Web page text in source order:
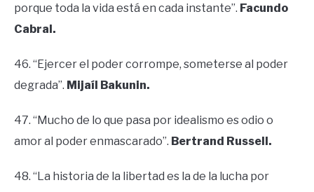
porque toda la vida está en cada instante”. Facundo
Cabral.
46. “Ejercer el poder corrompe, someterse al poder
degrada”. Mijaíl Bakunin.
47. “Mucho de lo que pasa por idealismo es odio o
amor al poder enmascarado”. Bertrand Russell.
48. “La historia de la libertad es la de la lucha por